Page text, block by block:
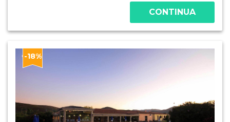
CONTINUA
-18%